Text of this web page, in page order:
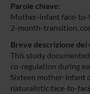
Parole chiave:
Mother-infant face-to-
2-month-transition,
Breve descrizione dei
This study
co-regulation during
Sixteen mother-infant
naturalistic face-to-